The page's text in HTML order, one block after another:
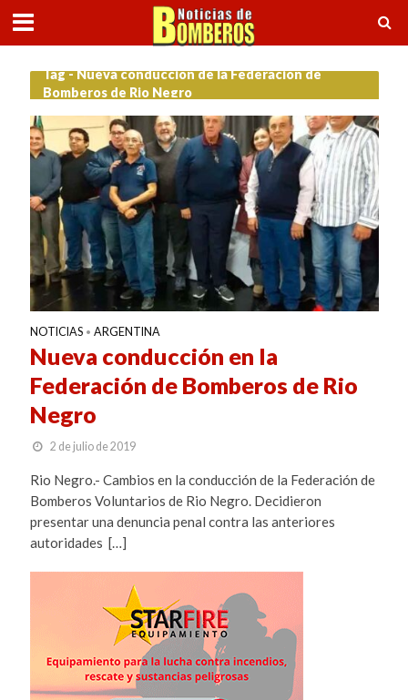
Tag - Nueva conducción de la Federación de
Bomberos de Rio Negro
NOTICIAS • ARGENTINA
Nueva conducción en la
Federación de Bomberos de Rio
Negro
2 de julio de 2019
Rio Negro.- Cambios en la conducción de la Federación de
Bomberos Voluntarios de Rio Negro. Decidieron
presentar una denuncia penal contra las anteriores
autoridades […]